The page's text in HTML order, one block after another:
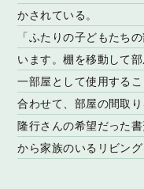
かされている。
「ふたりの子どもたち
います。棚を移動して
一部屋として使用する
合わせて、部屋の間取
隆行さんの希望だった
から家族のいるリビン